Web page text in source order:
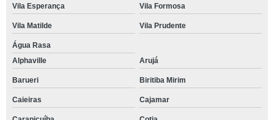
Vila Esperança Vila Formosa
Vila Matilde Vila Prudente
Água Rasa
Alphaville
Arujá
Barueri Biritiba Mirim
Caieiras Cajamar